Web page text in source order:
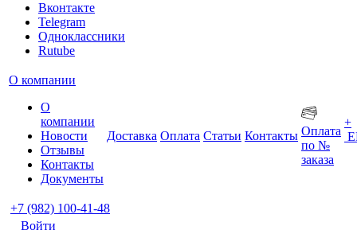
Вконтакте
Telegram
Одноклассники
Rutube
О компании
О
компании
Новости
Отзывы
Контакты
Документы
Доставка Оплата Статьи Контакты Оплата
по №
заказа
+
+7 (982) 100-41-48
Войти